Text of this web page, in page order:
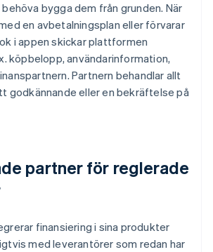
bygga dem från grunden. När
en avbetalningsplan eller förvarar
i appen skickar plattformen
köpbelopp, användarinformation,
Partnern behandlar allt
godkännande eller en bekräftelse på
partner för reglerade
finansiering i sina produkter
med leverantörer som redan har